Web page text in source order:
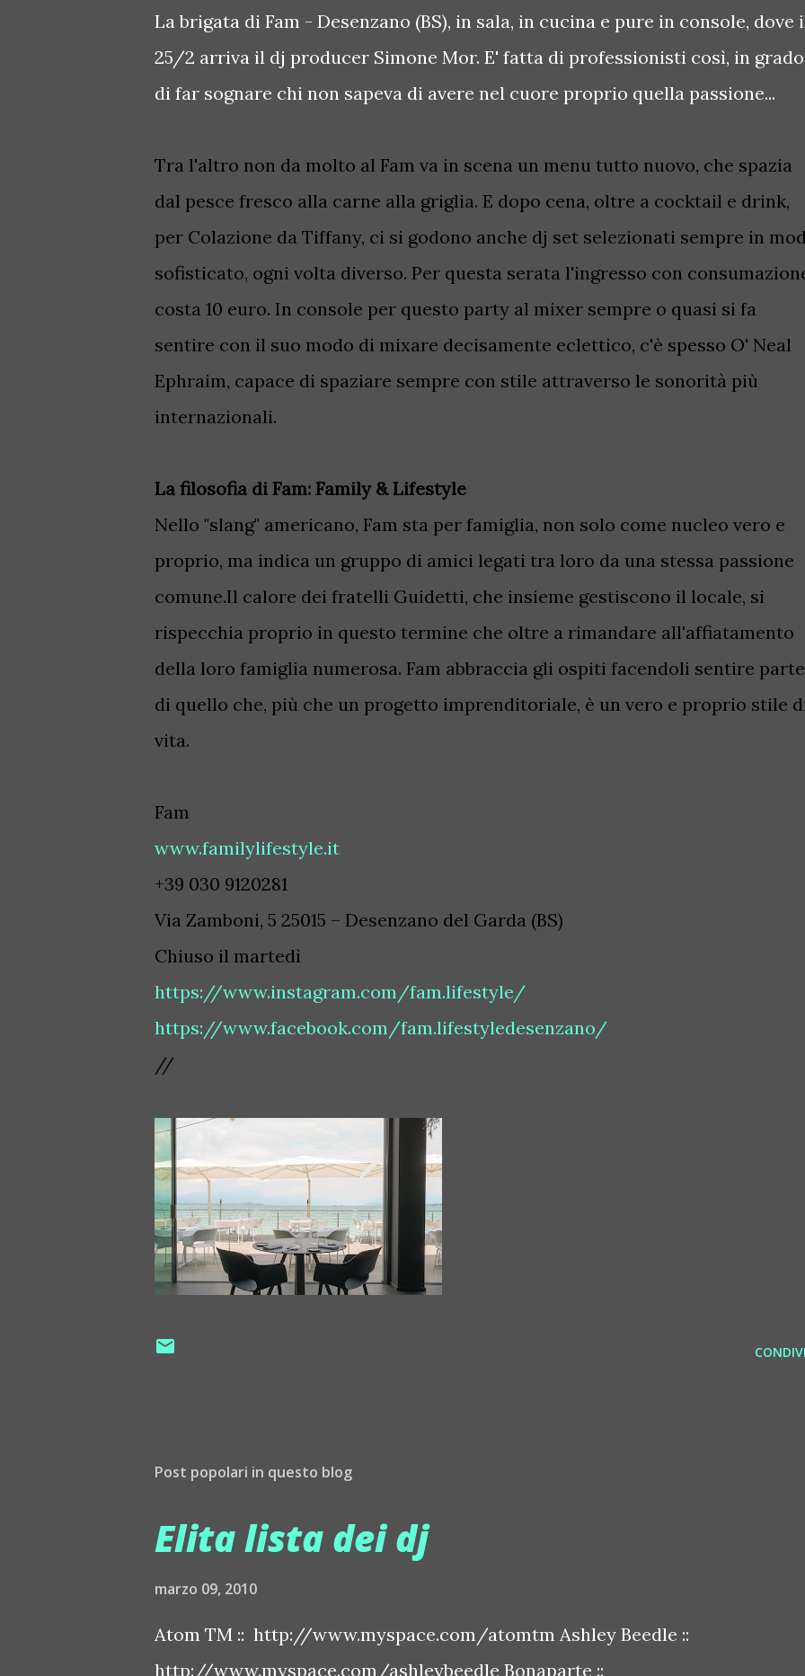
La brigata di Fam - Desenzano (BS), in sala, in cucina e pure in console, dove
25/2 arriva il dj producer Simone Mor. E' fatta di professionisti così, in grado
di far sognare chi non sapeva di avere nel cuore proprio quella passione...
Tra l'altro non da molto al Fam va in scena un menu tutto nuovo, che spazia
dal pesce fresco alla carne alla griglia. E dopo cena, oltre a cocktail e drink,
per Colazione da Tiffany, ci si godono anche dj set selezionati sempre in
sofisticato, ogni volta diverso. Per questa serata l'ingresso con
costa 10 euro. In console per questo party al mixer sempre o quasi si fa
sentire con il suo modo di mixare decisamente eclettico, c'è spesso O' Neal
Ephraim, capace di spaziare sempre con stile attraverso le sonorità più
internazionali.
La filosofia di Fam: Family & Lifestyle
Nello "slang" americano, Fam sta per famiglia, non solo come nucleo vero e
proprio, ma indica un gruppo di amici legati tra loro da una stessa passione
comune.Il calore dei fratelli Guidetti, che insieme gestiscono il locale, si
rispecchia proprio in questo termine che oltre a rimandare all'affiatamento
della loro famiglia numerosa. Fam abbraccia gli ospiti facendoli sentire parte
di quello che, più che un progetto imprenditoriale, è un vero e proprio stile
vita.
Fam
www.familylifestyle.it
+39 030 9120281
Via Zamboni, 5 25015 – Desenzano del Garda (BS)
Chiuso il martedì
https://www.instagram.com/fam.lifestyle/
https://www.facebook.com/fam.lifestyledesenzano/
//
Post popolari in questo blog
Elita lista dei dj
marzo 09, 2010
Atom TM :: http://www.myspace.com/atomtm Ashley Beedle ::
http://www.myspace.com/ashleybeedle Bonaparte ::